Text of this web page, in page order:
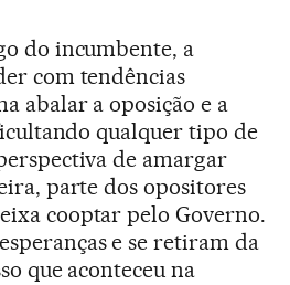
do incumbente, a
com tendências
abalar a oposição e a
qualquer tipo de
de amargar
parte dos opositores
cooptar pelo Governo.
e se retiram da
que aconteceu na